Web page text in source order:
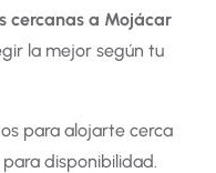
cercanas a Mojácar
la mejor según tu
para alojarte cerca
disponibilidad.